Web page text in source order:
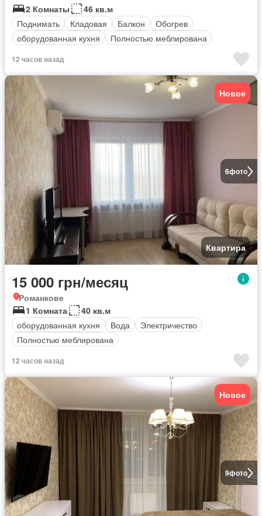
2 Комнаты
46 кв.м
Поднимать
Кладовая Балкон
Обогрев
оборудованная кухня
Полностью меблирована
12 часов назад
6фото
Новое
Квартира
15 000 грн/месяц
Романкове
1 Комната
40 кв.м
оборудованная кухня
Вода
Электричество
Полностью меблирована
12 часов назад
9фото
Новое